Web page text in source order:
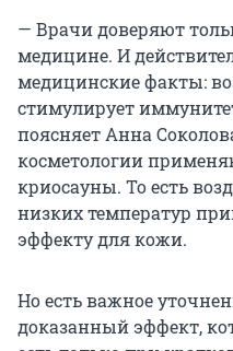
— Врачи доверяют
медицине. И
медицинские факты:
стимулирует
поясняет Анна
косметологии
криосауны. То есть
низких температур
эффекту для кожи.
Но есть важное
доказанный эффект,